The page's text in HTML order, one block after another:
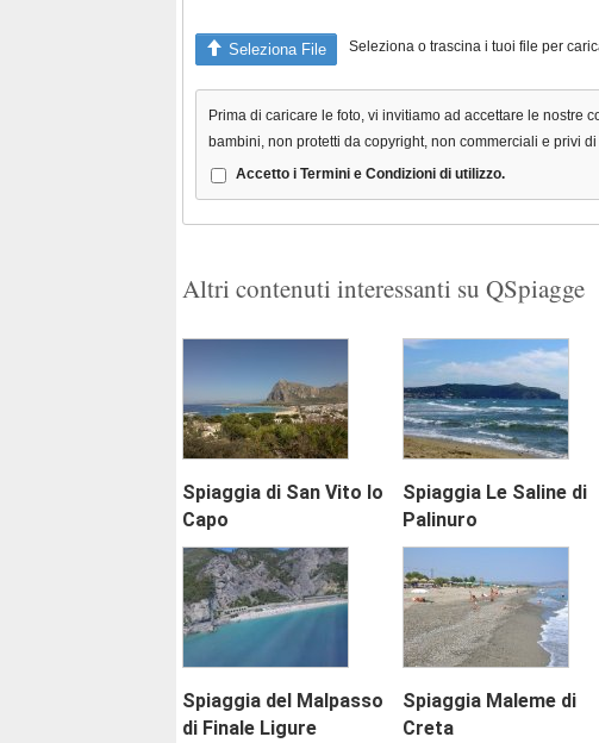
Seleziona File Seleziona o trascina i tuoi file per
Prima di caricare le foto, vi invitiamo ad accettare le nostre
bambini, non protetti da copyright, non commerciali e privi di
Accetto i Termini e Condizioni di utilizzo.
Altri contenuti interessanti su QSpiagge
Spiaggia di San Vito lo
Capo
Spiaggia Le Saline di
Palinuro
Spiaggia del Malpasso
di Finale Ligure
Spiaggia Maleme di
Creta